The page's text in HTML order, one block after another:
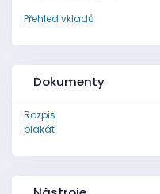
Přehled vkladů
Dokumenty
Rozpis
plakát